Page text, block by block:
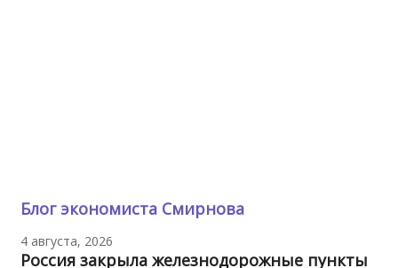
Блог экономиста Смирнова
4 августа, 2026
Россия закрыла железнодорожные пункты